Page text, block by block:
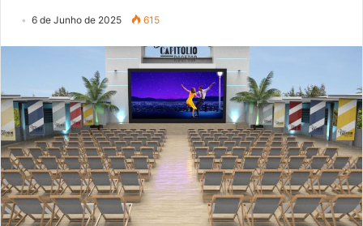
6 de Junho de 2025 615